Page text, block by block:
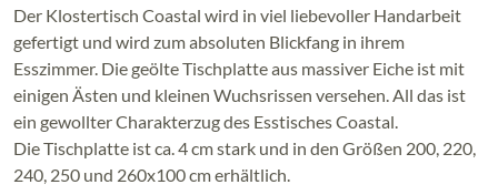
Der Klostertisch Coastal wird in viel liebevoller Handarbeit
gefertigt und wird zum absoluten Blickfang in ihrem
Esszimmer. Die geölte Tischplatte aus massiver Eiche ist mit
einigen Ästen und kleinen Wuchsrissen versehen. All das ist
ein gewollter Charakterzug des Esstisches Coastal.
Die Tischplatte ist ca. 4 cm stark und in den Größen 200, 220,
240, 250 und 260x100 cm erhältlich.